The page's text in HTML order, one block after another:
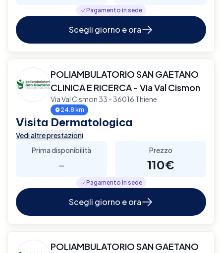
Pagamento in sede
Scegli giorno e ora
POLIAMBULATORIO SAN GAETANO
CLINICA E RICERCA - Via Val Cismon
Via Val Cismon 33 - 36016 Thiene
24.8 km
Visita Dermatologica
Vedi altre prestazioni
Prima disponibilità
-
Prezzo
110€
Pagamento in sede
Scegli giorno e ora
POLIAMBULATORIO SAN GAETANO